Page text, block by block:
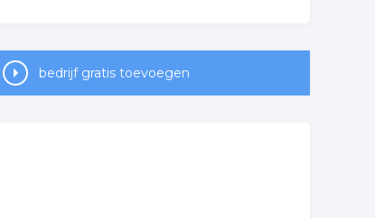
bedrijf gratis toevoegen